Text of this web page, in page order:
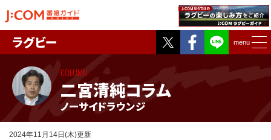
Twitter
Facebook
menu
ラグビー
二宮清純コラム
ノーサイドラウンジ
COLUMN
2024年11月14日(木)更新